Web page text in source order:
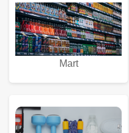
Mart